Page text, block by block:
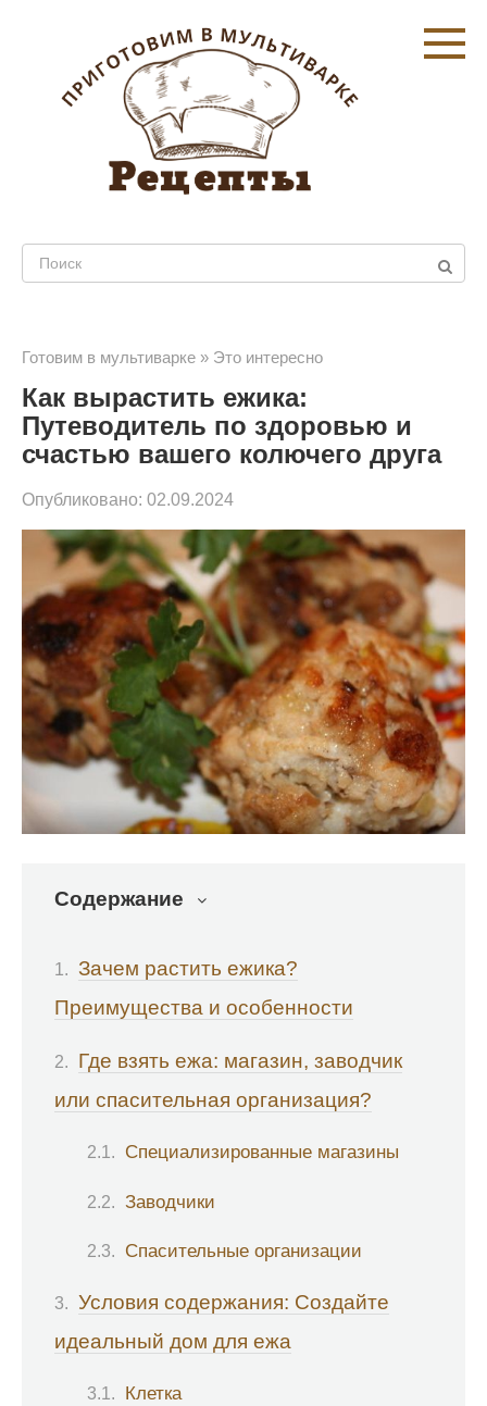
контенту
Поиск:
Готовим в мультиварке » Это интересно
Как вырастить ежика:
Путеводитель по здоровью и
счастью вашего колючего друга
Опубликовано: 02.09.2024
Содержание
Зачем растить ежика?
Преимущества и особенности
Где взять ежа: магазин, заводчик
или спасительная организация?
Специализированные магазины
Заводчики
Спасительные организации
Условия содержания: Создайте
идеальный дом для ежа
Клетка